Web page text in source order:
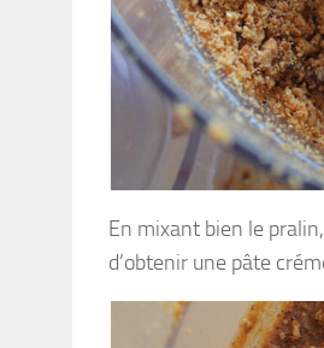
En mixant bien le
d’obtenir une pâte